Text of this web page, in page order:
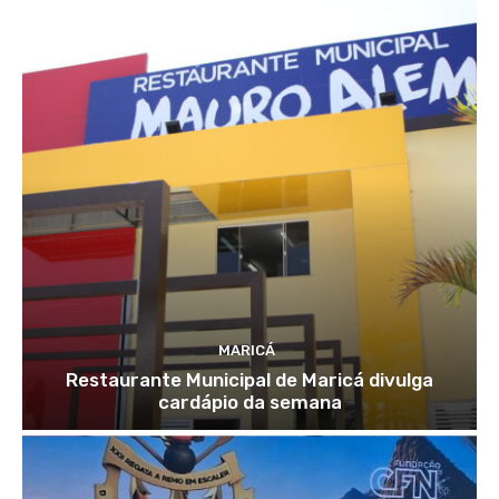
MARICÁ
Restaurante Municipal de Maricá divulga
cardápio da semana